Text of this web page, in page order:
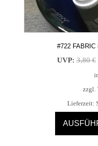
#722 FABRIC
UVP: 3,80€
zzgl.
Lieferzeit: